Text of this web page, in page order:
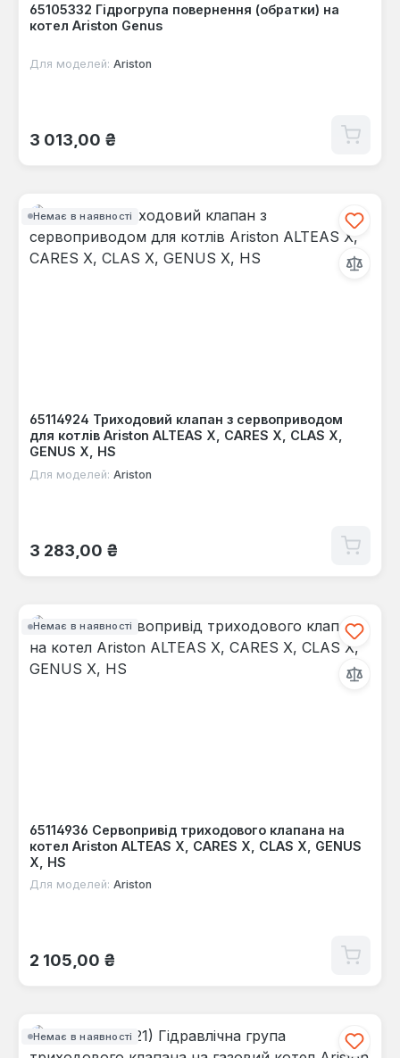
65105332 Гідрогрупа повернення (обратки) на
котел Ariston Genus
Для моделей: Ariston
Звичайна ціна:
3 013,00 ₴
Немає в наявності
65114924 Триходовий клапан з сервоприводом
для котлів Ariston ALTEAS X, CARES X, CLAS X,
GENUS X, HS
Для моделей: Ariston
Звичайна ціна:
3 283,00 ₴
Немає в наявності
65114936 Сервопривід триходового клапана на
котел Ariston ALTEAS X, CARES X, CLAS X, GENUS
X, HS
Для моделей: Ariston
Звичайна ціна:
2 105,00 ₴
Немає в наявності